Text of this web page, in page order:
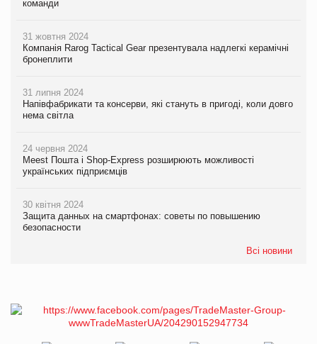
команди
31 жовтня 2024
Компанія Rarog Tactical Gear презентувала надлегкі керамічні
бронеплити
31 липня 2024
Напівфабрикати та консерви, які стануть в пригоді, коли довго
нема світла
24 червня 2024
Meest Пошта і Shop-Express розширюють можливості
українських підприємців
30 квітня 2024
Защита данных на смартфонах: советы по повышению
безопасности
Всі новини